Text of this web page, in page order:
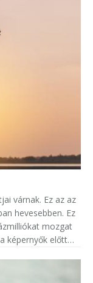
várnak. Ez az az
hevesebben. Ez
mozgat
képernyők előtt